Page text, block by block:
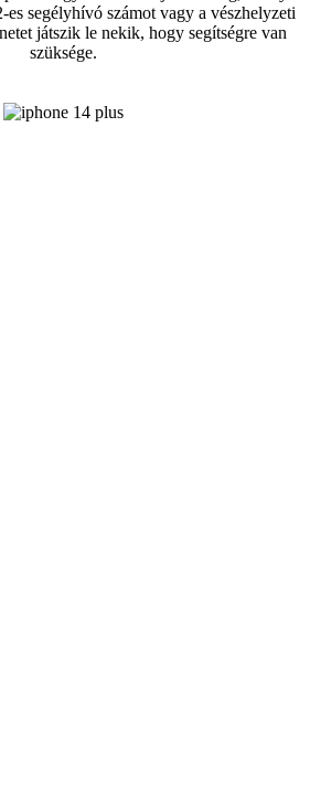
segélyhívó számot vagy a vészhelyzeti
játszik le nekik, hogy segítségre van
szüksége.